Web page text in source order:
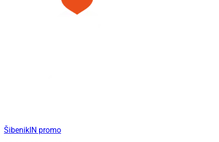
ŠibenikIN promo